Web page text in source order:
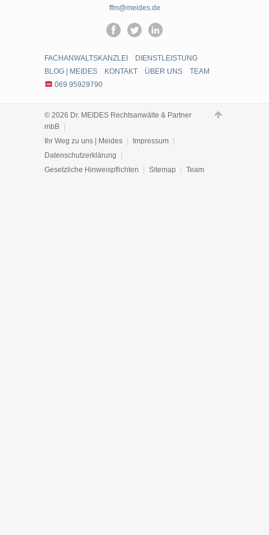
ffm@meides.de
FACHANWALTSKANZLEI
DIENSTLEISTUNG
BLOG | MEIDES
KONTAKT ÜBER UNS
TEAM
069 95929790
© 2026 Dr. MEIDES Rechtsanwälte & Partner
mbB
Ihr Weg zu uns | Meides
Impressum
Datenschutzerklärung
Gesetzliche Hinweispflichten
Sitemap Team